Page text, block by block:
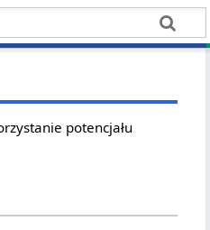
potencjału